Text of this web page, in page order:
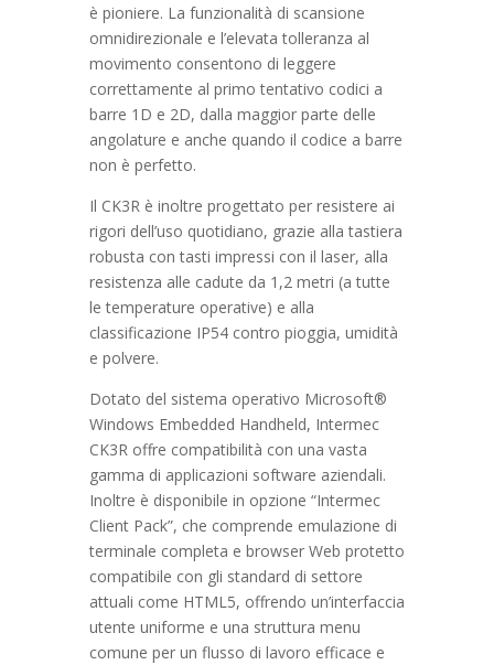
è pioniere. La funzionalità di scansione
omnidirezionale e l’elevata tolleranza al
movimento consentono di leggere
correttamente al primo tentativo codici a
barre 1D e 2D, dalla maggior parte delle
angolature e anche quando il codice a barre
non è perfetto.
Il CK3R è inoltre progettato per resistere ai
rigori dell’uso quotidiano, grazie alla tastiera
robusta con tasti impressi con il laser, alla
resistenza alle cadute da 1,2 metri (a tutte
le temperature operative) e alla
classificazione IP54 contro pioggia, umidità
e polvere.
Dotato del sistema operativo Microsoft®
Windows Embedded Handheld, Intermec
CK3R offre compatibilità con una vasta
gamma di applicazioni software aziendali.
Inoltre è disponibile in opzione “Intermec
Client Pack”, che comprende emulazione di
terminale completa e browser Web protetto
compatibile con gli standard di settore
attuali come HTML5, offrendo un’interfaccia
utente uniforme e una struttura menu
comune per un flusso di lavoro efficace e